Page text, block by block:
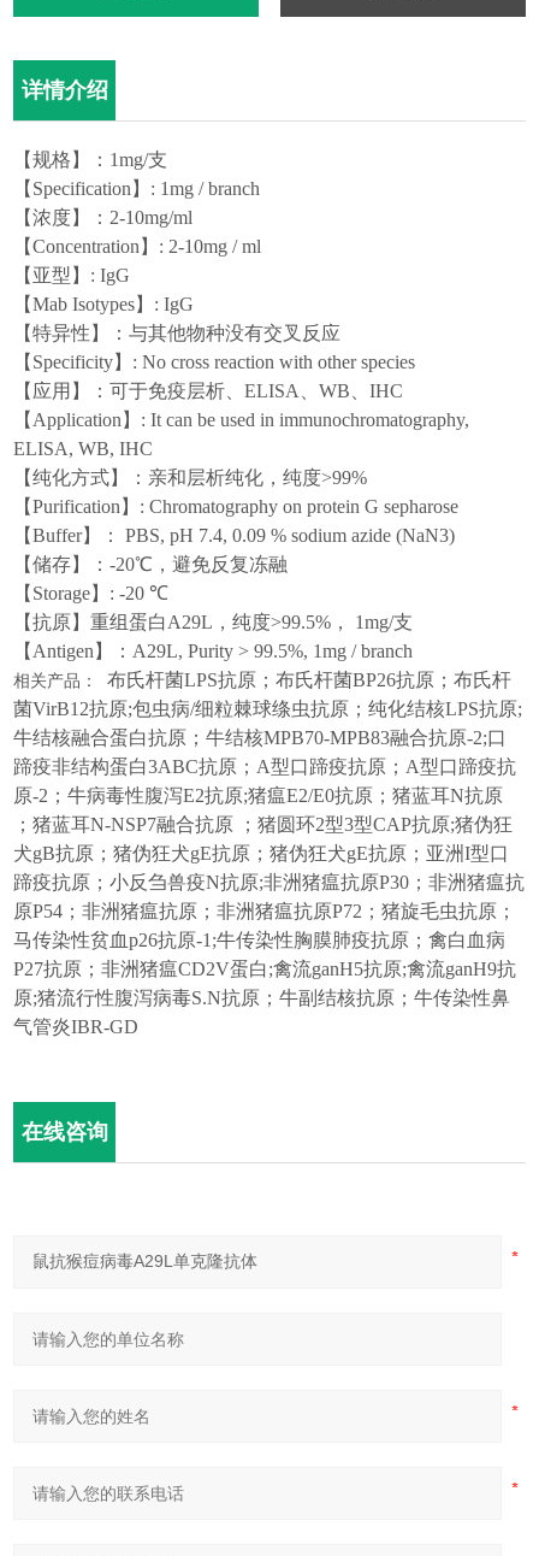
详情介绍
【规格】： 1mg/支
【 Specification 】 : 1mg / branch
【浓度】： 2-10mg/ml
【Concentration 】 : 2-10mg / ml
【亚型】 : IgG
【Mab Isotypes】 : IgG
【特异性】：与其他物种没有交叉反应
【 Specificity】 : No cross reaction with other species
【应用】：可于免疫层析、ELISA、WB、IHC
【 Application 】 : It can be used in immunochromatography,
ELISA, WB, IHC
【纯化方式】：亲和层析纯化，纯度>99%
【Purification 】 : Chromatography on protein G sepharose
【Buffer】：
PBS, pH 7.4, 0.09 % sodium azide (NaN3)
【储存】：-20℃，避免反复冻融
【 Storage】 : -20 ℃
【抗原 】重组蛋白A29L ，纯度>99.5%， 1mg/支
【 Antigen 】 ： A29L, Purity > 99.5%, 1mg / branch
相关产品： 布氏杆菌LPS抗原；布氏杆菌BP26抗原；布氏杆
菌VirB12抗原;包虫病/细粒棘球绦虫抗原；纯化结核LPS抗原;
牛结核融合蛋白抗原；牛结核MPB70-MPB83融合抗原-2;口
蹄疫非结构蛋白3ABC抗原； A型口蹄疫抗原； A型口蹄疫抗
原-2 ；牛病毒性腹泻E2抗原;猪瘟E2/E0抗原；猪蓝耳N抗原
；猪蓝耳N-NSP7融合抗原 ；猪圆环2型3型CAP抗原;猪伪狂
犬gB抗原；猪伪狂犬gE抗原；猪伪狂犬gE抗原；亚洲I型口
蹄疫抗原；小反刍兽疫N抗原;非洲猪瘟抗原P30 ；非洲猪瘟抗
原P54 ；非洲猪瘟抗原；非洲猪瘟抗原P72 ；猪旋毛虫抗原；
马传染性贫血p26抗原-1;牛传染性胸膜肺疫抗原；禽白血病
P27抗原；非洲猪瘟CD2V蛋白;禽流ganH5抗原;禽流ganH9抗
原;猪流行性腹泻病毒S.N抗原；牛副结核抗原；牛传染性鼻
气管炎IBR-GD
在线咨询